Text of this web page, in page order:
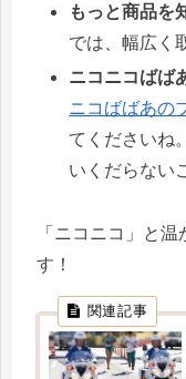
もっと商品を
では、幅広く
ニコニコばば
ニコばばあの
てくださいね
いくだらない
「ニコニコ」と
す！